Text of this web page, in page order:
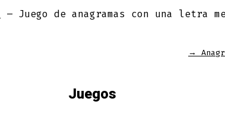
– Juego de anagramas con una letra
→
Juegos